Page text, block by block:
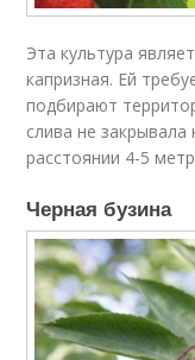
Эта культура
капризная. Ей
подбирают
слива не
расстоянии 4-5
Черная бузина